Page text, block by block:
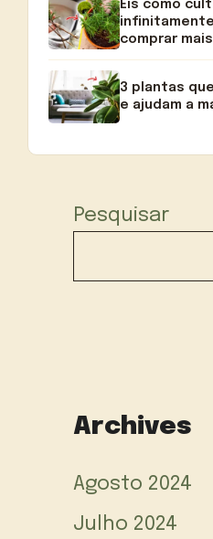
Eis como
comprar mais
3 plantas
e ajudam a
Pesquisar
Archives
Agosto 2024
Julho 2024